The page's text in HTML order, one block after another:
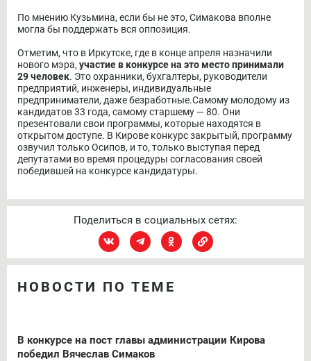
По мнению Кузьмина, если бы не это, Симакова вполне
могла бы поддержать вся оппозиция.
Отметим, что в Иркутске, где в конце апреля назначили
нового мэра, участие в конкурсе на это место принимали
29 человек. Это охранники, бухгалтеры, руководители
предприятий, инженеры, индивидуальные
предприниматели, даже безработные.Самому молодому из
кандидатов 33 года, самому старшему — 80. Они
презентовали свои программы, которые находятся в
открытом доступе. В Кирове конкурс закрытый, программу
озвучил только Осипов, и то, только выступая перед
депутатами во время процедуры согласования своей
победившей на конкурсе кандидатуры.
Поделиться в социальных сетях:
НОВОСТИ ПО ТЕМЕ
В конкурсе на пост главы администрации Кирова
победил Вячеслав Симаков